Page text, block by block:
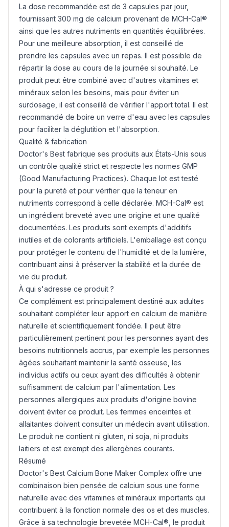
La dose recommandée est de 3 capsules par jour,
fournissant 300 mg de calcium provenant de MCH-Cal®
ainsi que les autres nutriments en quantités équilibrées.
Pour une meilleure absorption, il est conseillé de
prendre les capsules avec un repas. Il est possible de
répartir la dose au cours de la journée si souhaité. Le
produit peut être combiné avec d'autres vitamines et
minéraux selon les besoins, mais pour éviter un
surdosage, il est conseillé de vérifier l'apport total. Il est
recommandé de boire un verre d'eau avec les capsules
pour faciliter la déglutition et l'absorption.
Qualité & fabrication
Doctor's Best fabrique ses produits aux États-Unis sous
un contrôle qualité strict et respecte les normes GMP
(Good Manufacturing Practices). Chaque lot est testé
pour la pureté et pour vérifier que la teneur en
nutriments correspond à celle déclarée. MCH-Cal® est
un ingrédient breveté avec une origine et une qualité
documentées. Les produits sont exempts d'additifs
inutiles et de colorants artificiels. L'emballage est conçu
pour protéger le contenu de l'humidité et de la lumière,
contribuant ainsi à préserver la stabilité et la durée de
vie du produit.
À qui s'adresse ce produit ?
Ce complément est principalement destiné aux adultes
souhaitant compléter leur apport en calcium de manière
naturelle et scientifiquement fondée. Il peut être
particulièrement pertinent pour les personnes ayant des
besoins nutritionnels accrus, par exemple les personnes
âgées souhaitant maintenir la santé osseuse, les
individus actifs ou ceux ayant des difficultés à obtenir
suffisamment de calcium par l'alimentation. Les
personnes allergiques aux produits d'origine bovine
doivent éviter ce produit. Les femmes enceintes et
allaitantes doivent consulter un médecin avant utilisation.
Le produit ne contient ni gluten , ni soja, ni produits
laitiers et est exempt des allergènes courants.
Résumé
Doctor's Best Calcium Bone Maker Complex offre une
combinaison bien pensée de calcium sous une forme
naturelle avec des vitamines et minéraux importants qui
contribuent à la fonction normale des os et des muscles.
Grâce à sa technologie brevetée MCH-Cal®, le produit